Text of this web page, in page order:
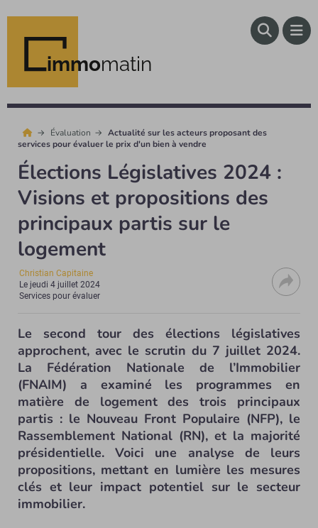
immomatin
Évaluation
Actualité sur les acteurs proposant des
services pour évaluer le prix d'un bien à vendre
Élections Législatives 2024 :
Visions et propositions des
principaux partis sur le
logement
Christian Capitaine
Le jeudi 4 juillet 2024
Services pour évaluer
Le second tour des élections législatives
approchent, avec le scrutin du 7 juillet 2024.
La Fédération Nationale de l’Immobilier
(FNAIM) a examiné les programmes en
matière de logement des trois principaux
partis : le Nouveau Front Populaire (NFP), le
Rassemblement National (RN), et la majorité
présidentielle. Voici une analyse de leurs
propositions, mettant en lumière les mesures
clés et leur impact potentiel sur le secteur
immobilier.